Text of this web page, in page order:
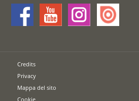
Credits
Privacy
Mappa del sito
Cookie